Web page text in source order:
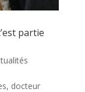
partie
docteur